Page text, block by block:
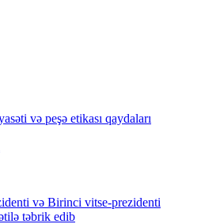
və peşə etikası qaydaları